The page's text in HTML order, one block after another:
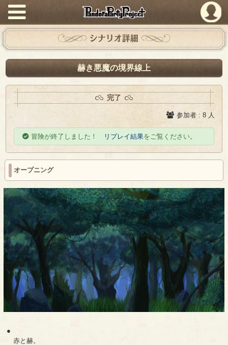
PandoraPartyProject
シナリオ詳細
赫き悪魔の境界線上
完了
参加者 : 8 人
冒険が終了しました！ リプレイ結果をご覧ください。
オープニング
●
赤と赫。